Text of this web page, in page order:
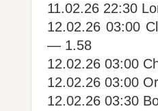
11.02.26 22:30
12.02.26 03:00
— 1.58
12.02.26 03:00
12.02.26 03:00
12.02.26 03:30